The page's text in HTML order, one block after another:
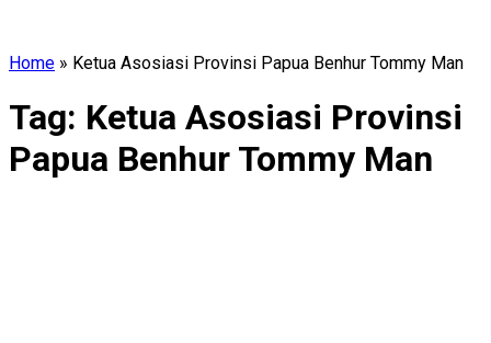
Home » Ketua Asosiasi Provinsi Papua Benhur Tommy Man
Tag: Ketua Asosiasi Provinsi
Papua Benhur Tommy Man